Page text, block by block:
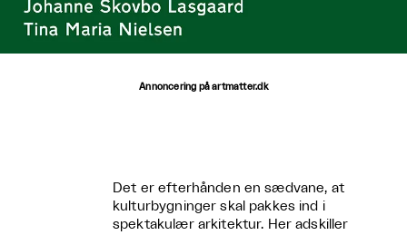
Annoncering på artmatter.dk
Det er efterhånden en sædvane, at
kulturbygninger skal pakkes ind i
spektakulær arkitektur. Her adskiller